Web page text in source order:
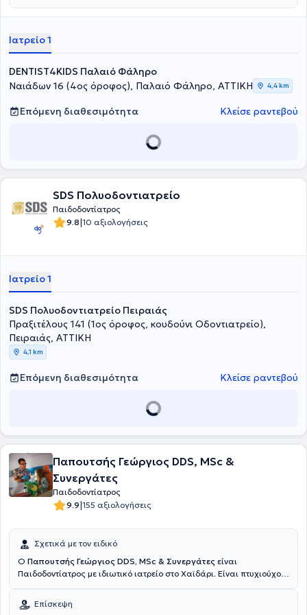
Πανεπιστημίου Αθηνών και παρακολούθησε μεταπτυχιακό
ίδιο πανεπιστήμιο. Επιπλέον, έχει παρακολουθήσει μετεκπαιδευτικό
πρόγραμμα στο Καθολικό Πανεπιστήμιο των Βρυξελλών. Είναι
Επιστημονικός συνεργάτης στο Τμήμα Παιδοδοντιατρικής του
Εθνικού και Καποδιστριακού Πανεπιστημίου Αθηνών. Τέλος, η
γιατρός είναι μέλος της Παγκόσμιας Ακαδημίας Παιδοδοντιάτρων
Ιατρείο 1
DENTIST4KIDS Παλαιό Φάληρο
Ναιάδων 16 (4ος όροφος), Παλαιό Φάληρο, ΑΤΤΙΚΗ
4,4 km
Επόμενη διαθεσιμότητα Κλείσε ραντεβού
SDS Πολυοδοντιατρείο
Παιδοδοντίατρος
9.8|10 αξιολογήσεις
Ιατρείο 1
SDS Πολυοδοντιατρείο Πειραιάς
Πραξιτέλους 141 (1ος όροφος, κουδούνι Οδοντιατρείο),
Πειραιάς, ΑΤΤΙΚΗ
4,1 km
Επόμενη διαθεσιμότητα Κλείσε ραντεβού
Παπουτσής Γεώργιος DDS, MSc &
Συνεργάτες
Παιδοδοντίατρος
9.9|155 αξιολογήσεις
Σχετικά με τον ειδικό
Ο Παπουτσής Γεώργιος DDS, MSc & Συνεργάτες είναι
Παιδοδοντίατρος με ιδιωτικό ιατρείο στο Χαϊδάρι. Είναι πτυχιούχος
Πανεπιστημίου Αθηνών και έχει πραγματοποιήσει εκτεταμένες
μεταπτυχιακές σπουδές στο Healthcare Management στο
Επίσκεψη